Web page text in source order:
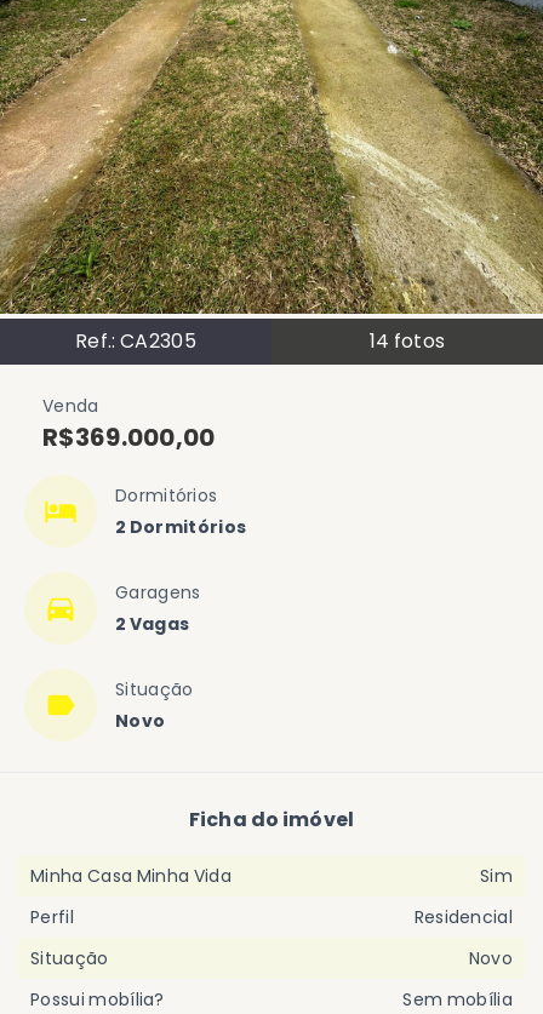
Ref.:CA2305 14 fotos
Venda
R$369.000,00
Dormitórios
2 Dormitórios
Garagens
2 Vagas
Situação
Novo
Ficha do imóvel
Minha Casa Minha Vida
Sim
Perfil
Residencial
Situação
Novo
Possui mobília?
Sem mobília